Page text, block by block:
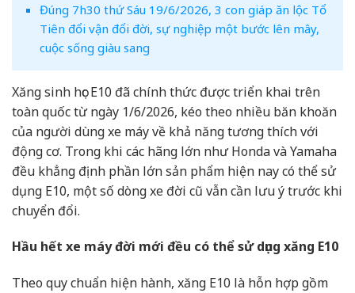
Đúng 7h30 thứ Sáu 19/6/2026, 3 con giáp ăn lộc Tổ
Tiên đổi vận đổi đời, sự nghiệp một bước lên mây,
cuộc sống giàu sang
Xăng sinh học E10 đã chính thức được triển khai trên
toàn quốc từ ngày 1/6/2026, kéo theo nhiều băn khoăn
của người dùng xe máy về khả năng tương thích với
động cơ. Trong khi các hãng lớn như Honda và Yamaha
đều khẳng định phần lớn sản phẩm hiện nay có thể sử
dụng E10, một số dòng xe đời cũ vẫn cần lưu ý trước khi
chuyển đổi.
Hầu hết xe máy đời mới đều có thể sử dụng xăng E10
Theo quy chuẩn hiện hành, xăng E10 là hỗn hợp gồm